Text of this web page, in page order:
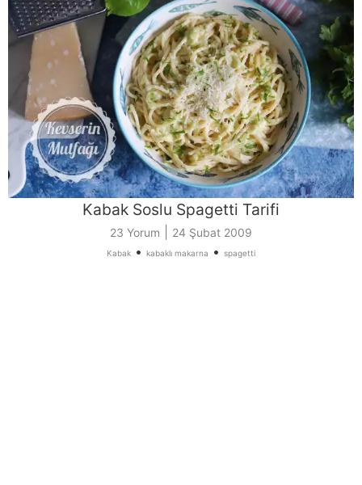
Kabak Soslu Spagetti Tarifi
23 Yorum 24 Şubat 2009
Kabak • kabaklı makarna • spagetti